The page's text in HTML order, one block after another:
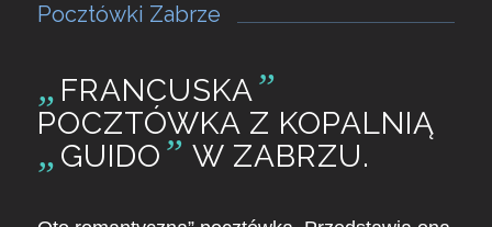
Pocztówki Zabrze
„ FRANCUSKA”
POCZTÓWKA Z KOPALNIĄ
„ GUIDO ” W ZABRZU.